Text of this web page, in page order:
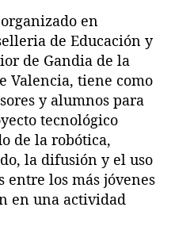
en
de Educación y
de Gandia de la
Valencia, tiene como
y alumnos para
tecnológico
de la robótica,
la difusión y el uso
entre los más jóvenes
en una actividad